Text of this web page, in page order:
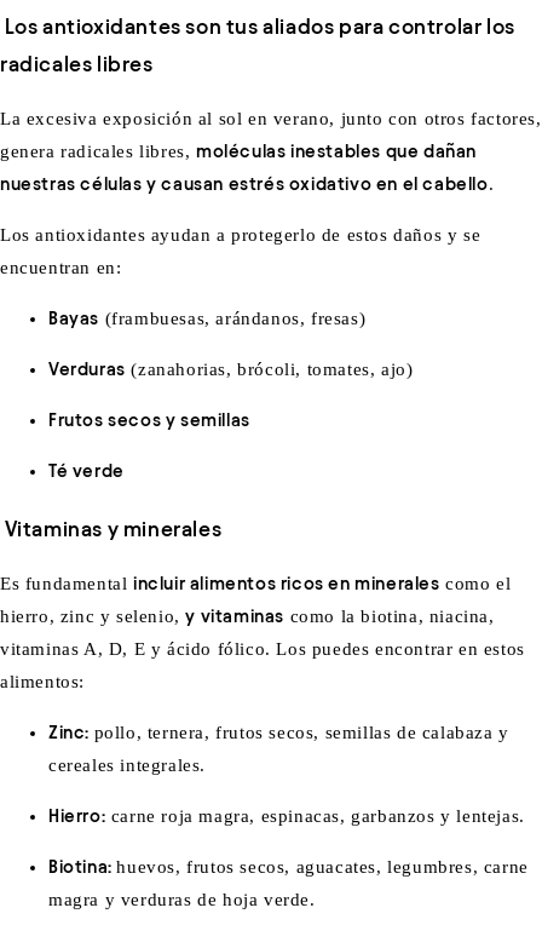
Los antioxidantes son tus aliados para controlar los
radicales libres
La excesiva exposición al sol en verano, junto con otros factores,
genera radicales libres,moléculas inestables que dañan
nuestras células y causan estrés oxidativo en el cabello.
Los antioxidantes ayudan a protegerlo de estos daños y se
encuentran en:
Bayas (frambuesas, arándanos, fresas)
Verduras (zanahorias, brócoli, tomates, ajo)
Frutos secos y semillas
Té verde
Vitaminas y minerales
Es fundamental incluir alimentos ricos en minerales como el
hierro, zinc y selenio, y vitaminas como la biotina, niacina,
vitaminas A, D, E y ácido fólico. Los puedes encontrar en estos
alimentos:
Zinc: pollo, ternera, frutos secos, semillas de calabaza y
cereales integrales.
Hierro: carne roja magra, espinacas, garbanzos y lentejas.
Biotina:huevos, frutos secos, aguacates, legumbres, carne
magra y verduras de hoja verde.